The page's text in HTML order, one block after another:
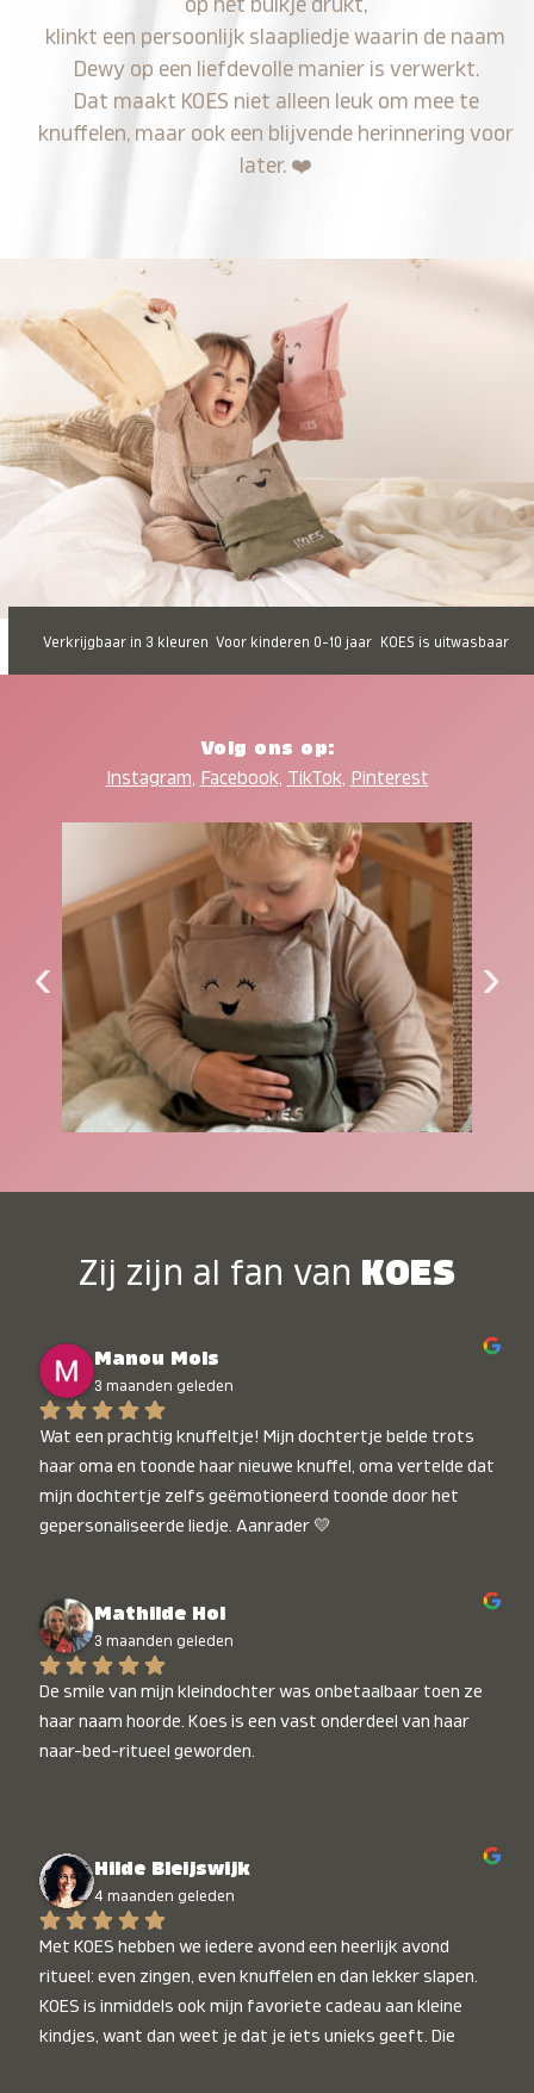
op het buikje drukt,
klinkt een persoonlijk slaapliedje waarin de naam
Dewy op een liefdevolle manier is verwerkt.
Dat maakt KOES niet alleen leuk om mee te
knuffelen, maar ook een blijvende herinnering voor
later. ❤️
Verkrijgbaar in 3 kleuren Voor kinderen 0-10 jaar KOES is uitwasbaar
Volg ons op:
Instagram, Facebook, TikTok, Pinterest
‹ ›
Zij zijn al fan van KOES
Manou Mols
3 maanden geleden
Wat een prachtig knuffeltje! Mijn dochtertje belde trots
haar oma en toonde haar nieuwe knuffel, oma vertelde dat
mijn dochtertje zelfs geëmotioneerd toonde door het
gepersonaliseerde liedje. Aanrader 💛
Mathilde Hol
3 maanden geleden
De smile van mijn kleindochter was onbetaalbaar toen ze
haar naam hoorde. Koes is een vast onderdeel van haar
naar-bed-ritueel geworden.
Hilde Bleijswijk
4 maanden geleden
Met KOES hebben we iedere avond een heerlijk avond
ritueel: even zingen, even knuffelen en dan lekker slapen.
KOES is inmiddels ook mijn favoriete cadeau aan kleine
kindjes, want dan weet je dat je iets unieks geeft. Die